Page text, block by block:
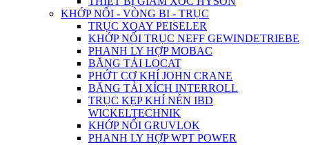
KHỚP NỐI - VÒNG BI - TRỤC
TRỤC XOAY PEISELER
KHỚP NỐI TRỤC NEFF GEWINDETRIEBE
PHANH LY HỢP MOBAC
BĂNG TẢI LOCAT
PHỚT CƠ KHÍ JOHN CRANE
BĂNG TẢI XÍCH INTERROLL
TRỤC KẸP KHÍ NÉN IBD
WICKELTECHNIK
KHỚP NỐI GRUVLOK
PHANH LY HỢP WPT POWER